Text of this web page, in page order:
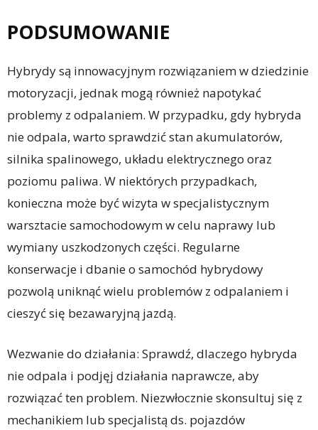
PODSUMOWANIE
Hybrydy są innowacyjnym rozwiązaniem w dziedzinie
motoryzacji, jednak mogą również napotykać
problemy z odpalaniem. W przypadku, gdy hybryda
nie odpala, warto sprawdzić stan akumulatorów,
silnika spalinowego, układu elektrycznego oraz
poziomu paliwa. W niektórych przypadkach,
konieczna może być wizyta w specjalistycznym
warsztacie samochodowym w celu naprawy lub
wymiany uszkodzonych części. Regularne
konserwacje i dbanie o samochód hybrydowy
pozwolą uniknąć wielu problemów z odpalaniem i
cieszyć się bezawaryjną jazdą.
Wezwanie do działania: Sprawdź, dlaczego hybryda
nie odpala i podjęj działania naprawcze, aby
rozwiązać ten problem. Niezwłocznie skonsultuj się z
mechanikiem lub specjalistą ds. pojazdów